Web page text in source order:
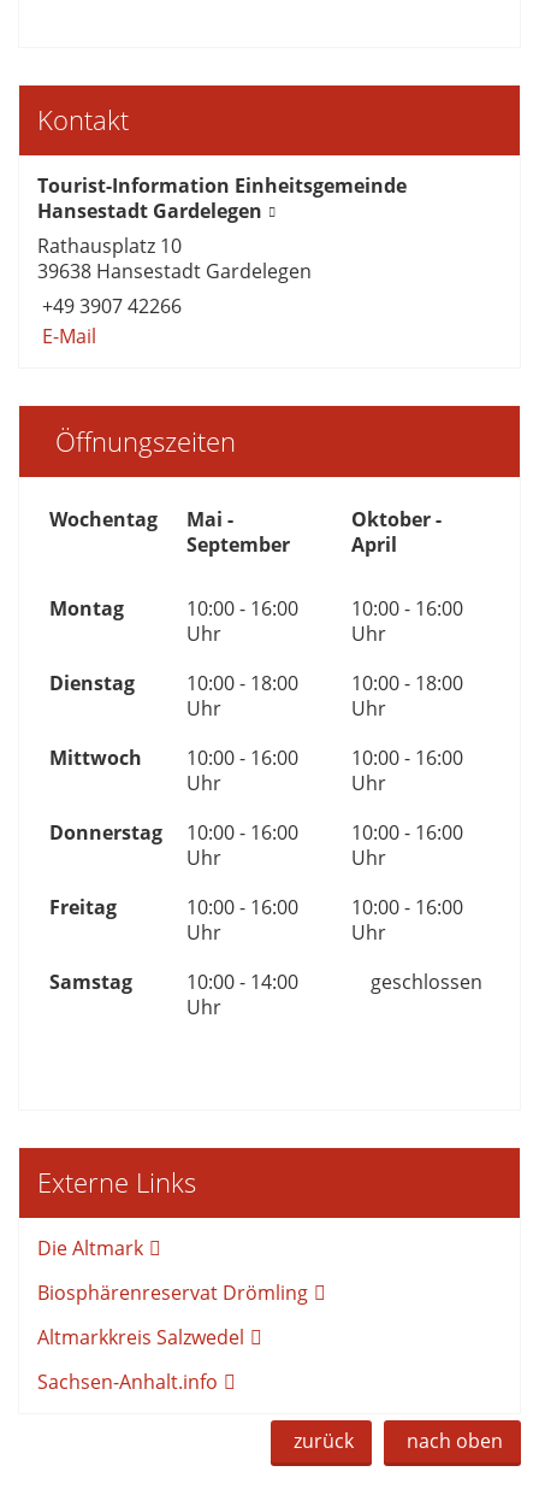
Kontakt
Tourist-Information Einheitsgemeinde
Hansestadt Gardelegen
Rathausplatz 10
39638 Hansestadt Gardelegen
+49 3907 42266
E-Mail
Öffnungszeiten
Wochentag
Mai -
September
Oktober -
April
Montag
10:00 - 16:00
Uhr
10:00 - 16:00
Uhr
Dienstag
10:00 - 18:00
Uhr
10:00 - 18:00
Uhr
Mittwoch
10:00 - 16:00
Uhr
10:00 - 16:00
Uhr
Donnerstag
10:00 - 16:00
Uhr
10:00 - 16:00
Uhr
Freitag
10:00 - 16:00
Uhr
10:00 - 16:00
Uhr
Samstag
10:00 - 14:00
Uhr
geschlossen
Externe Links
Die Altmark
Biosphärenreservat Drömling
Altmarkkreis Salzwedel
Sachsen-Anhalt.info
zurück nach oben